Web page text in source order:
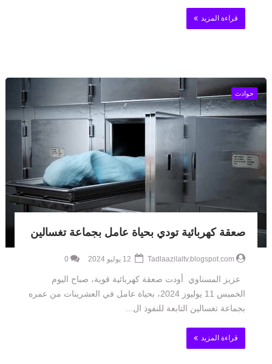
قراءة المزيد
حوادث
صعقة كهربائية تودي بحياة عامل بجماعة تغسالين
Tadlaazilaltv.blogspot.com
0
عزيز المسناوي أودت صعقة كهربائية قوية، صباح اليوم
الخميس 11 يوليوز 2024، بحياة عامل في العشرينات من عمره
بجماعة تغسالين التابعة للنفوذ ال...
قراءة المزيد